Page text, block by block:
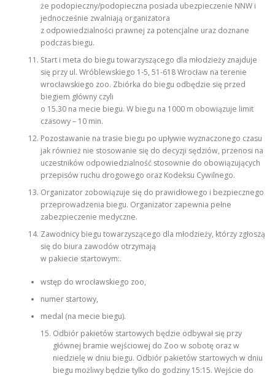
że podopieczny/podopieczna posiada ubezpieczenie NNW i
jednocześnie zwalniają organizatora
z odpowiedzialności prawnej za potencjalne uraz doznane
podczas biegu.
Start i meta do biegu towarzyszącego dla młodzieży znajduje
się przy ul. Wróblewskiego 1-5, 51-618 Wrocław na terenie
wrocławskiego zoo. Zbiórka do biegu odbędzie się przed
biegiem główny czyli
o 15.30 na mecie biegu. W biegu na 1000 m obowiązuje limit
czasowy – 10 min.
Pozostawanie na trasie biegu po upływie wyznaczonego czasu
jak również nie stosowanie się do decyzji sędziów, przenosi na
uczestników odpowiedzialność stosownie do obowiązujących
przepisów ruchu drogowego oraz Kodeksu Cywilnego.
Organizator zobowiązuje się do prawidłowego i bezpiecznego
przeprowadzenia biegu. Organizator zapewnia pełne
zabezpieczenie medyczne.
Zawodnicy biegu towarzyszącego dla młodzieży, którzy zgłoszą
się do biura zawodów otrzymają
w pakiecie startowym:.
wstęp do wrocławskiego zoo,
numer startowy,
medal (na mecie biegu).
Odbiór pakietów startowych będzie odbywał się przy
głównej bramie wejściowej do Zoo w sobotę oraz w
niedzielę w dniu biegu. Odbiór pakietów startowych w dniu
biegu możliwy będzie tylko do godziny 15:15. Wejście do